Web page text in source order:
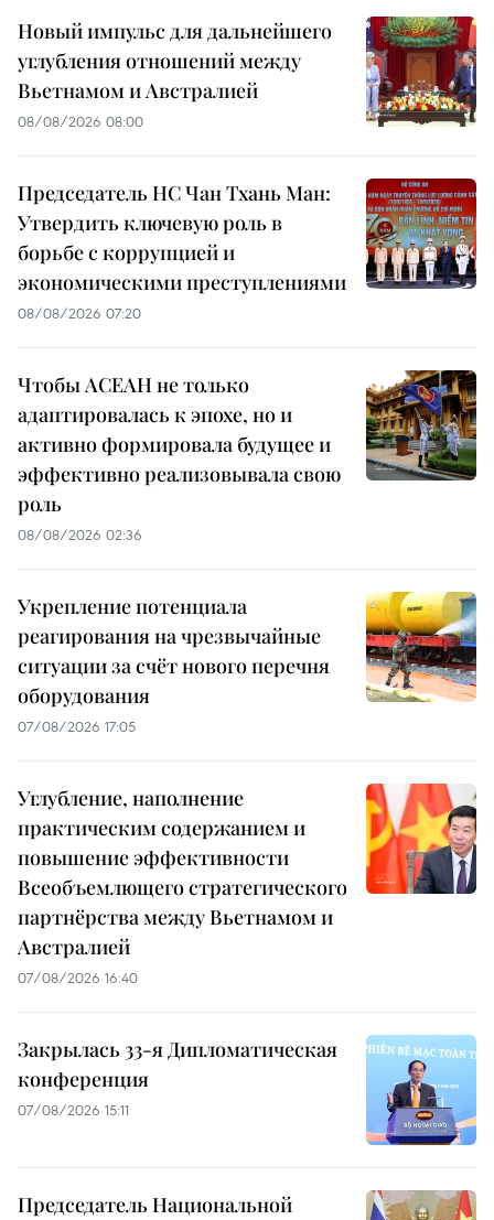
Новый импульс для дальнейшего
углубления отношений между
Вьетнамом и Австралией
08/08/2026 08:00
Председатель НС Чан Тхань Ман:
Утвердить ключевую роль в
борьбе с коррупцией и
экономическими преступлениями
08/08/2026 07:20
Чтобы АСЕАН не только
адаптировалась к эпохе, но и
активно формировала будущее и
эффективно реализовывала свою
роль
08/08/2026 02:36
Укрепление потенциала
реагирования на чрезвычайные
ситуации за счёт нового перечня
оборудования
07/08/2026 17:05
Углубление, наполнение
практическим содержанием и
повышение эффективности
Всеобъемлющего стратегического
партнёрства между Вьетнамом и
Австралией
07/08/2026 16:40
Закрылась 33-я Дипломатическая
конференция
07/08/2026 15:11
Председатель Национальной